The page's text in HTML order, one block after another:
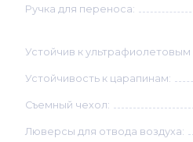
Ручка для переноса:
Устойчив к ультрафиолетовым
Устойчивость к царапинам:
Съемный чехол:
Люверсы для отвода воздуха: